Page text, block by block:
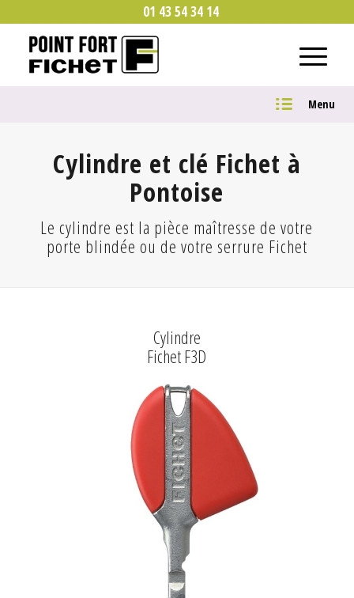
01 43 54 34 14
Menu
Cylindre et clé Fichet à
Pontoise
Le cylindre est la pièce maîtresse de votre
porte blindée ou de votre serrure Fichet
Cylindre
Fichet F3D